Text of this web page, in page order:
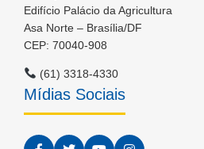
Edifício Palácio da Agricultura
Asa Norte – Brasília/DF
CEP: 70040-908
(61) 3318-4330
Mídias Sociais